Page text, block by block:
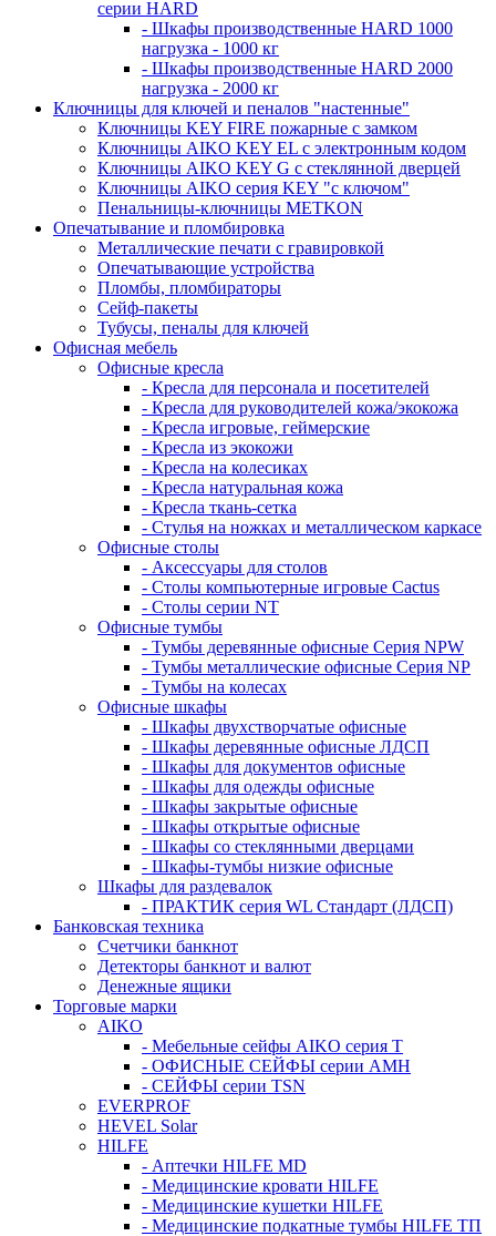
серии HARD
- Шкафы производственные HARD 1000
нагрузка - 1000 кг
- Шкафы производственные HARD 2000
нагрузка - 2000 кг
Ключницы для ключей и пеналов "настенные"
Ключницы KEY FIRE пожарные с замком
Ключницы AIKO KEY EL с электронным кодом
Ключницы AIKO KEY G с стеклянной дверцей
Ключницы AIKO серия KEY "с ключом"
Пенальницы-ключницы METKON
Опечатывание и пломбировка
Металлические печати с гравировкой
Опечатывающие устройства
Пломбы, пломбираторы
Сейф-пакеты
Тубусы, пеналы для ключей
Офисная мебель
Офисные кресла
- Кресла для персонала и посетителей
- Кресла для руководителей кожа/экокожа
- Кресла игровые, геймерские
- Кресла из экокожи
- Кресла на колесиках
- Кресла натуральная кожа
- Кресла ткань-сетка
- Стулья на ножках и металлическом каркасе
Офисные столы
- Аксессуары для столов
- Столы компьютерные игровые Cactus
- Столы серии NT
Офисные тумбы
- Тумбы деревянные офисные Серия NPW
- Тумбы металлические офисные Серия NP
- Тумбы на колесах
Офисные шкафы
- Шкафы двухстворчатые офисные
- Шкафы деревянные офисные ЛДСП
- Шкафы для документов офисные
- Шкафы для одежды офисные
- Шкафы закрытые офисные
- Шкафы открытые офисные
- Шкафы со стеклянными дверцами
- Шкафы-тумбы низкие офисные
Шкафы для раздевалок
- ПРАКТИК серия WL Стандарт (ЛДСП)
Банковская техника
Счетчики банкнот
Детекторы банкнот и валют
Денежные ящики
Торговые марки
AIKO
- Мебельные сейфы AIKO серия Т
- ОФИСНЫЕ СЕЙФЫ серии AMH
- СЕЙФЫ серии TSN
EVERPROF
HEVEL Solar
HILFE
- Аптечки HILFE MD
- Медицинские кровати HILFE
- Медицинские кушетки HILFE
- Медицинские подкатные тумбы HILFE ТП